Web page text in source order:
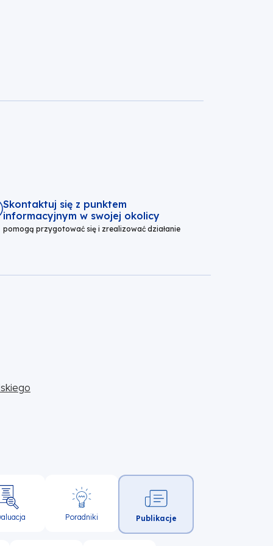
Skontaktuj się z punktem
informacyjnym w swojej okolicy
pomogą przygotować się i zrealizować działanie
Poradniki Publikacje